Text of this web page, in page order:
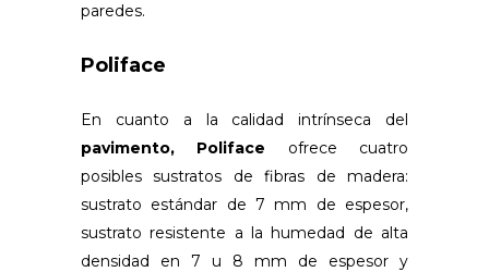
paredes.
Poliface
En cuanto a la calidad intrínseca del
pavimento, Poliface ofrece cuatro
posibles sustratos de fibras de madera:
sustrato estándar de 7 mm de espesor,
sustrato resistente a la humedad de alta
densidad en 7 u 8 mm de espesor y